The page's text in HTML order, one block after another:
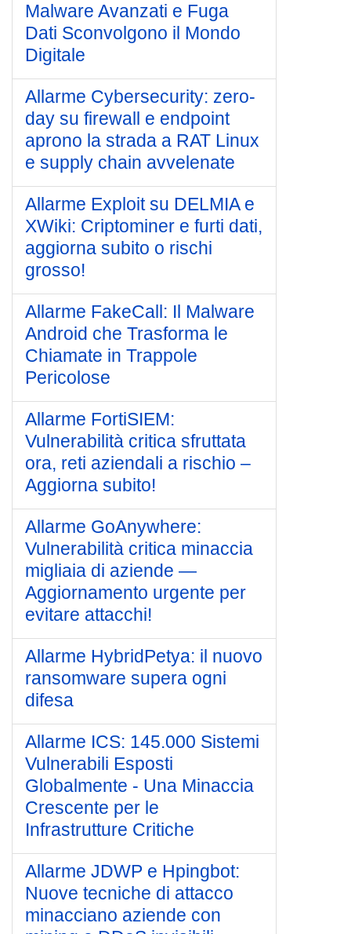
Malware Avanzati e Fuga
Dati Sconvolgono il Mondo
Digitale
Allarme Cybersecurity: zero-
day su firewall e endpoint
aprono la strada a RAT Linux
e supply chain avvelenate
Allarme Exploit su DELMIA e
XWiki: Criptominer e furti dati,
aggiorna subito o rischi
grosso!
Allarme FakeCall: Il Malware
Android che Trasforma le
Chiamate in Trappole
Pericolose
Allarme FortiSIEM:
Vulnerabilità critica sfruttata
ora, reti aziendali a rischio –
Aggiorna subito!
Allarme GoAnywhere:
Vulnerabilità critica minaccia
migliaia di aziende —
Aggiornamento urgente per
evitare attacchi!
Allarme HybridPetya: il nuovo
ransomware supera ogni
difesa
Allarme ICS: 145.000 Sistemi
Vulnerabili Esposti
Globalmente - Una Minaccia
Crescente per le
Infrastrutture Critiche
Allarme JDWP e Hpingbot:
Nuove tecniche di attacco
minacciano aziende con